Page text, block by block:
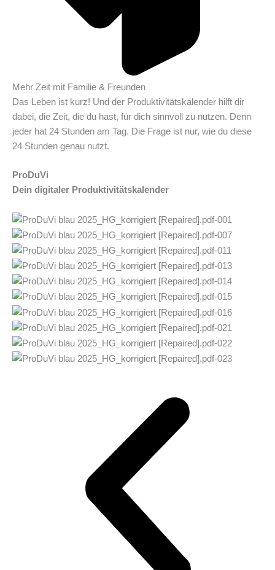
Mehr Zeit mit Familie & Freunden
Das Leben ist kurz! Und der Produktivitätskalender hilft dir
dabei, die Zeit, die du hast, für dich sinnvoll zu nutzen. Denn
jeder hat 24 Stunden am Tag. Die Frage ist nur, wie du diese
24 Stunden genau nutzt.
ProDuVi
Dein digitaler Produktivitätskalender